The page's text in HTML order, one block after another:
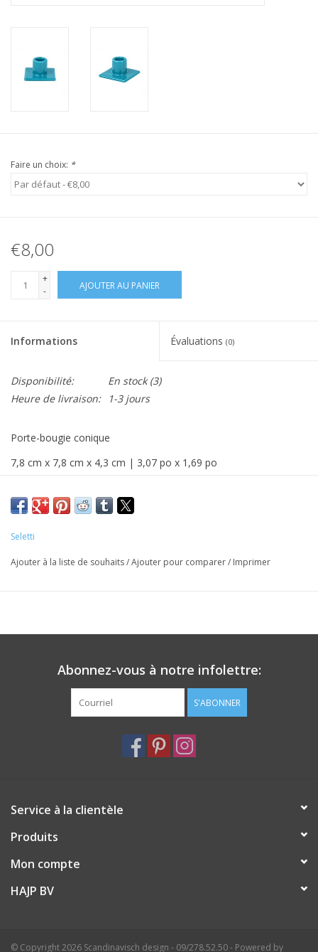
Faire un choix: *
€8,00
+
-
AJOUTER AU PANIER
Informations Évaluations (0)
Disponibilité: En stock(3)
Heure de livraison:
1-3 jours
Porte-bougie conique
7,8 cm x 7,8 cm x 4,3 cm | 3,07 po x 1,69 po
Design : Selab
Seletti
Ajouter à la liste de souhaits/Ajouter pour comparer/ Imprimer
Abonnez-vous à notre infolettre:
S'ABONNER
Service à la clientèle
Produits
Mon compte
HAJP BV
© Copyright 2026 Scandinavisch design - 09/278.52.50 - Powered by